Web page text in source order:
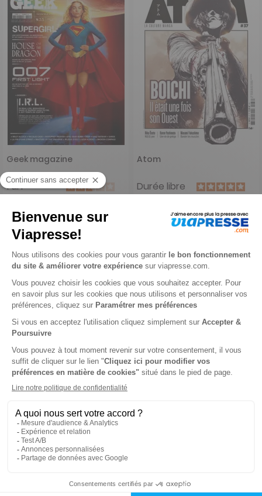
Geek magazine
1 an
38,25 € -24%
Atom
Durée libre
5,00 € -50%
Animeland